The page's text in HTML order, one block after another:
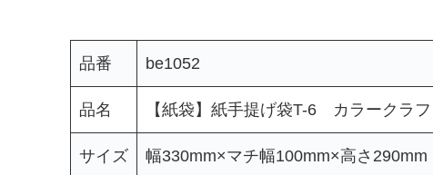
品番 be1052
品名 【紙袋】紙手提げ袋T-6 カラークラ
サイズ 幅330mm×マチ幅100mm×高さ290mm